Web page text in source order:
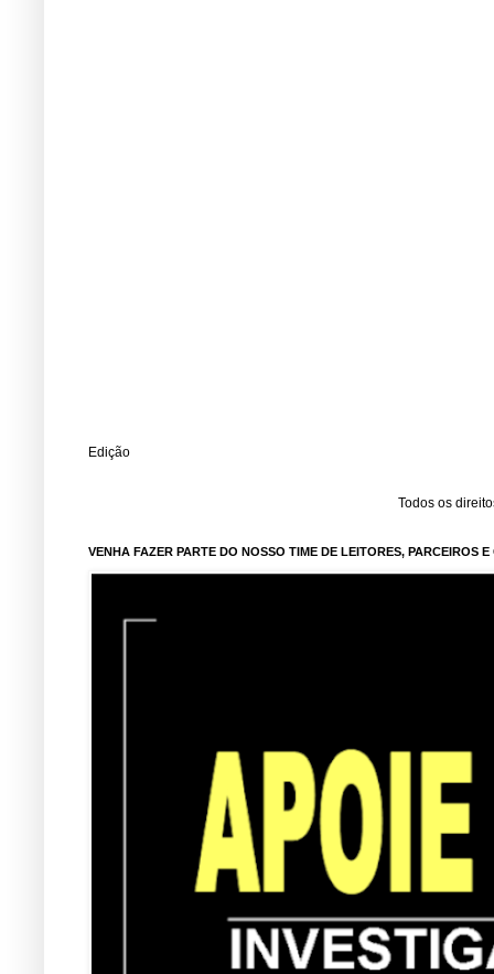
Edição
Todos os
VENHA FAZER PARTE DO NOSSO TIME DE LEITORES, PARCEIROS